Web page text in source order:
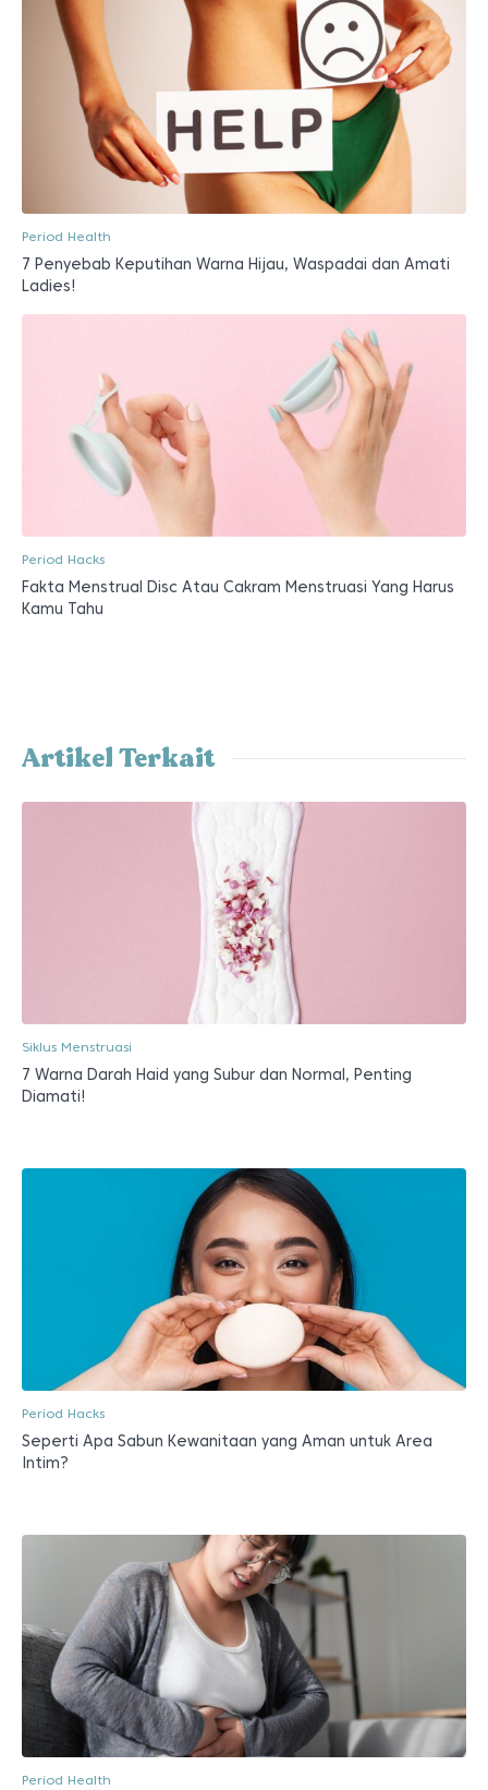
Period Health
7 Penyebab Keputihan Warna Hijau, Waspadai dan Amati
Ladies!
Period Hacks
Fakta Menstrual Disc Atau Cakram Menstruasi Yang Harus
Kamu Tahu
Artikel Terkait
Siklus Menstruasi
7 Warna Darah Haid yang Subur dan Normal, Penting
Diamati!
Period Hacks
Seperti Apa Sabun Kewanitaan yang Aman untuk Area
Intim?
Period Health